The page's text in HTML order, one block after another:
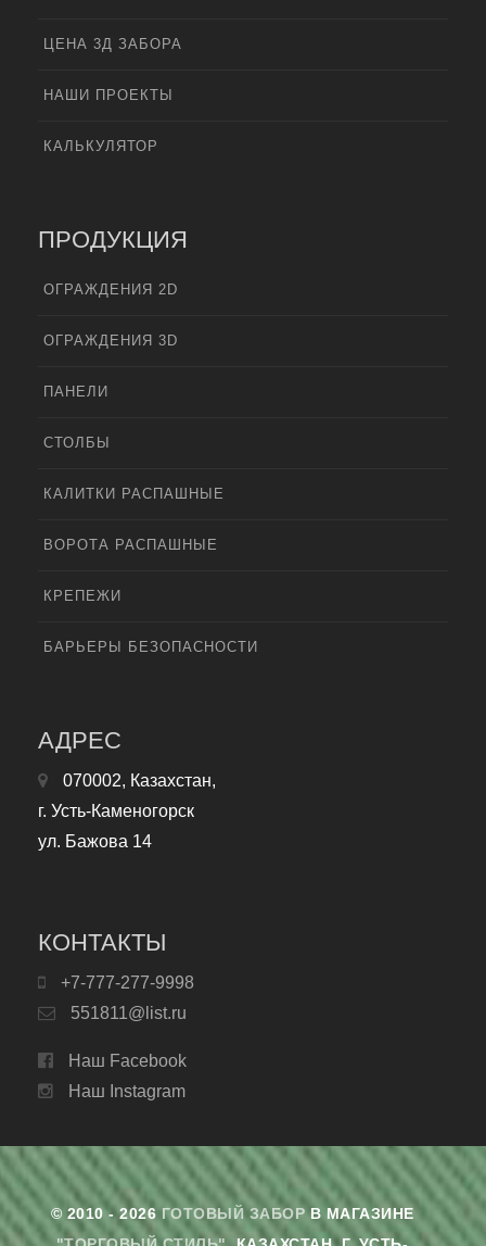
ЦЕНА 3Д ЗАБОРА
НАШИ ПРОЕКТЫ
КАЛЬКУЛЯТОР
ПРОДУКЦИЯ
ОГРАЖДЕНИЯ 2D
ОГРАЖДЕНИЯ 3D
ПАНЕЛИ
СТОЛБЫ
КАЛИТКИ РАСПАШНЫЕ
ВОРОТА РАСПАШНЫЕ
КРЕПЕЖИ
БАРЬЕРЫ БЕЗОПАСНОСТИ
АДРЕС
070002, Казахстан,
г. Усть-Каменогорск
ул. Бажова 14
КОНТАКТЫ
+7-777-277-9998
551811@list.ru
Наш Facebook
Наш Instagram
© 2010 - 2026 ГОТОВЫЙ ЗАБОРВ МАГАЗИНЕ